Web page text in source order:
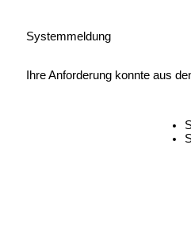
Systemmeldung
Ihre Anforderung konnte aus